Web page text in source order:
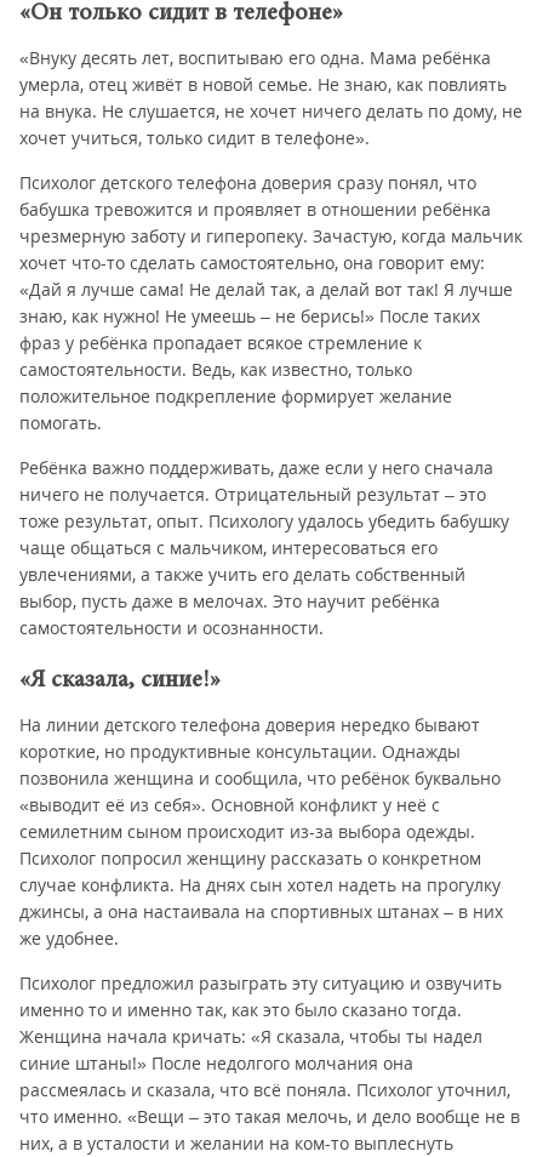
«Он только сидит в телефоне»
«Внуку десять лет, воспитываю его одна. Мама ребёнка
умерла, отец живёт в новой семье. Не знаю, как повлиять
на внука. Не слушается, не хочет ничего делать по дому, не
хочет учиться, только сидит в телефоне».
Психолог детского телефона доверия сразу понял, что
бабушка тревожится и проявляет в отношении ребёнка
чрезмерную заботу и гиперопеку. Зачастую, когда мальчик
хочет что-то сделать самостоятельно, она говорит ему:
«Дай я лучше сама! Не делай так, а делай вот так! Я лучше
знаю, как нужно! Не умеешь – не берись!» После таких
фраз у ребёнка пропадает всякое стремление к
самостоятельности. Ведь, как известно, только
положительное подкрепление формирует желание
помогать.
Ребёнка важно поддерживать, даже если у него сначала
ничего не получается. Отрицательный результат – это
тоже результат, опыт. Психологу удалось убедить бабушку
чаще общаться с мальчиком, интересоваться его
увлечениями, а также учить его делать собственный
выбор, пусть даже в мелочах. Это научит ребёнка
самостоятельности и осознанности.
«Я сказала, синие!»
На линии детского телефона доверия нередко бывают
короткие, но продуктивные консультации. Однажды
позвонила женщина и сообщила, что ребёнок буквально
«выводит её из себя». Основной конфликт у неё с
семилетним сыном происходит из-за выбора одежды.
Психолог попросил женщину рассказать о конкретном
случае конфликта. На днях сын хотел надеть на прогулку
джинсы, а она настаивала на спортивных штанах – в них
же удобнее.
Психолог предложил разыграть эту ситуацию и озвучить
именно то и именно так, как это было сказано тогда.
Женщина начала кричать: «Я сказала, чтобы ты надел
синие штаны!» После недолгого молчания она
рассмеялась и сказала, что всё поняла. Психолог уточнил,
что именно. «Вещи – это такая мелочь, и дело вообще не в
них, а в усталости и желании на ком-то выплеснуть